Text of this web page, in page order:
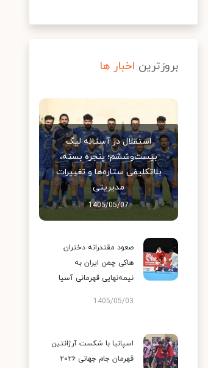
بروزترین اخبار ها
استقلال در آستانه لیگ
بیست‌وششم؛ پنجره بسته،
بلاتکلیفی ستاره‌ها و تغییرات
مدیریتی
1405/05/07
صعود مقتدرانه دختران
هاکی چمن ایران به
نیمه‌نهایی قهرمانی آسیا
1405/05/03
اسپانیا با شکست آرژانتین
قهرمان جام جهانی ۲۰۲۶